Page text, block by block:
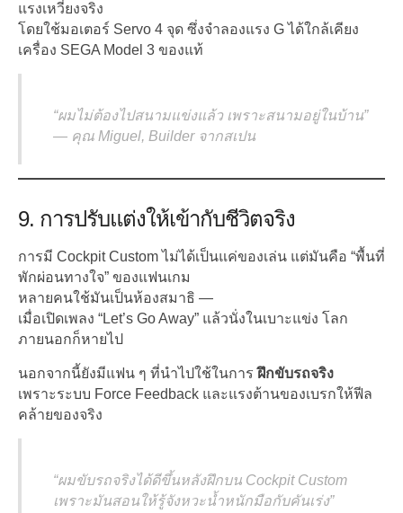
แรงเหวี่ยงจริง
โดยใช้มอเตอร์ Servo 4 จุด ซึ่งจำลองแรง G ได้ใกล้เคียง
เครื่อง SEGA Model 3 ของแท้
“ผมไม่ต้องไปสนามแข่งแล้ว เพราะสนามอยู่ในบ้าน”
— คุณ Miguel, Builder จากสเปน
9. การปรับแต่งให้เข้ากับชีวิตจริง
การมี Cockpit Custom ไม่ได้เป็นแค่ของเล่น แต่มันคือ “พื้นที่
พักผ่อนทางใจ” ของแฟนเกม
หลายคนใช้มันเป็นห้องสมาธิ —
เมื่อเปิดเพลง “Let’s Go Away” แล้วนั่งในเบาะแข่ง โลก
ภายนอกก็หายไป
นอกจากนี้ยังมีแฟน ๆ ที่นำไปใช้ในการฝึกขับรถจริง
เพราะระบบ Force Feedback และแรงต้านของเบรกให้ฟีล
คล้ายของจริง
“ผมขับรถจริงได้ดีขึ้นหลังฝึกบน Cockpit Custom
เพราะมันสอนให้รู้จังหวะน้ำหนักมือกับคันเร่ง”